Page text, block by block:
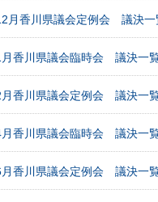
月香川県議会定例会 議決一
月香川県議会臨時会 議決一
月香川県議会定例会 議決一
月香川県議会臨時会 議決一
月香川県議会定例会 議決一